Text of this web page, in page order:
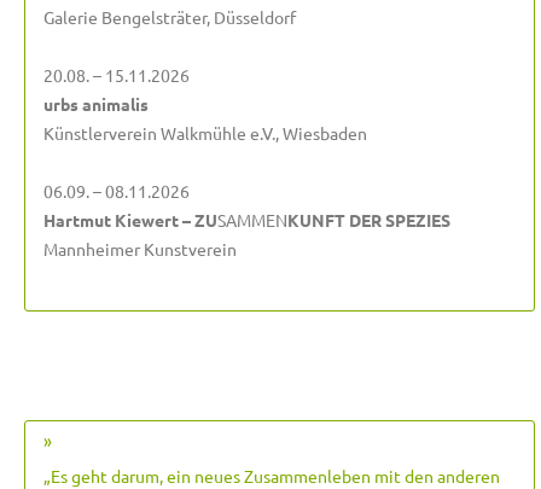
Galerie Bengelsträter, Düsseldorf
20.08. – 15.11.2026
urbs animalis
Künstlerverein Walkmühle e.V., Wiesbaden
06.09. – 08.11.2026
Hartmut Kiewert – ZUSAMMENKUNFT DER SPEZIES
Mannheimer Kunstverein
»
„Es geht darum, ein neues Zusammenleben mit den anderen